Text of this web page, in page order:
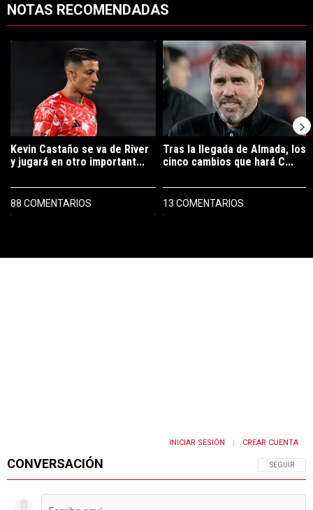
NOTAS RECOMENDADAS
Un artículo de tendencia con el título "Kevin Castaño se va de
Kevin Castaño se va de River
y jugará en otro important...
88 COMENTARIOS
Un artículo de tendencia con el
Tras la llegada de Almada, los
cinco cambios que hará C...
13 COMENTARIOS
CONVERSACIÓN SIGA ESTA
SEGUIR
INICIAR SESIÓN | CREAR CUENTA